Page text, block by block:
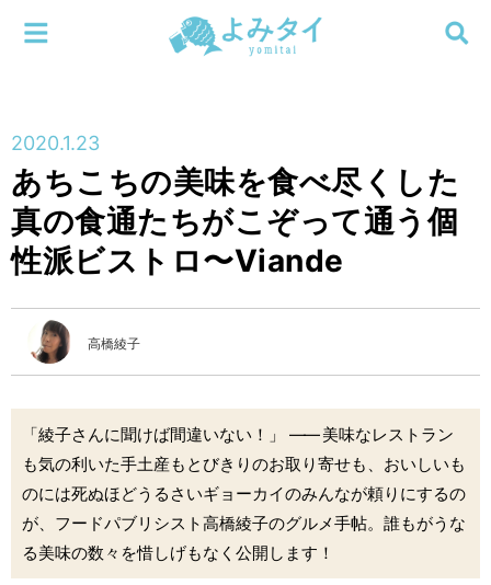
連載
新刊
編集部
検索する
メニューを閉じる
2020.1.23
あちこちの美味を食べ尽くした
真の食通たちがこぞって通う個
性派ビストロ〜Viande
高橋綾子
「綾子さんに聞けば間違いない！」 ―― 美味なレストラン
も気の利いた手土産もとびきりのお取り寄せも、おいしいも
のには死ぬほどうるさいギョーカイのみんなが頼りにするの
が、フードパブリシスト高橋綾子のグルメ手帖。誰もがうな
る美味の数々を惜しげもなく公開します！